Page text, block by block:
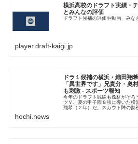
横浜高校のドラフト実績・
とみんなの評価
ドラフト候補の評価や動画、み
player.draft-kaigi.jp
ドラ１候補の横浜・織田翔
「異世界です」兄貴分・奥
も刺激 - スポーツ報知
今年のドラフト戦線も逸材がそろ
ツＶ、夏の甲子園８強に導いた横
翔希（２年）だ。スカウト陣の熱
hochi.news